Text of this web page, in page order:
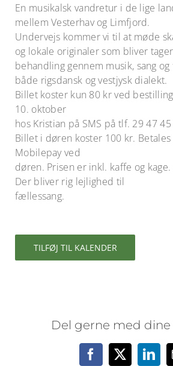
En musikalsk vandretur i de lige
mellem Vesterhav og Limfjord.
Undervejs kommer vi til at møde
og lokale originaler som bliver
behandling gennem musik, sang
både rigsdansk og vestjysk dialekt.
Billet koster kun 80 kr ved
10. oktober
hos Kristian på SMS på tlf. 29 47
Billet i døren koster 100 kr.
Mobilepay ved
døren. Prisen er inkl. kaffe og kage.
Der bliver rig lejlighed til
fællessang.
TILFØJ TIL KALENDER
Del gerne med dine
Facebook
X